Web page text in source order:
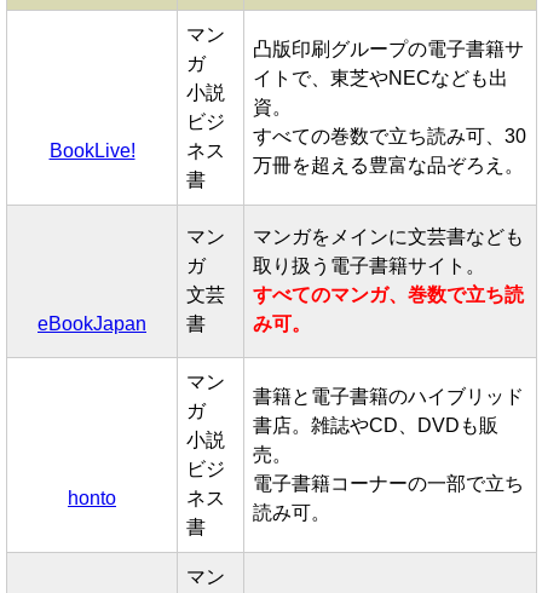
BookLive!
マン
ガ
小説
ビジ
ネス
書
凸版印刷グループの電子書籍サ
イトで、東芝やNECなども出
資。
すべての巻数で立ち読み可、30
万冊を超える豊富な品ぞろえ。
eBookJapan
マン
ガ
文芸
書
マンガをメインに文芸書なども
取り扱う電子書籍サイト。
すべてのマンガ、巻数で立ち読
み可。
honto
マン
ガ
小説
ビジ
ネス
書
書籍と電子書籍のハイブリッド
書店。雑誌やCD、DVDも販
売。
電子書籍コーナーの一部で立ち
読み可。
マン